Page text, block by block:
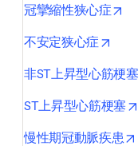
冠攣縮性狭心症
不安定狭心症
非ST上昇型心筋梗塞
ST上昇型心筋梗塞
慢性期冠動脈疾患